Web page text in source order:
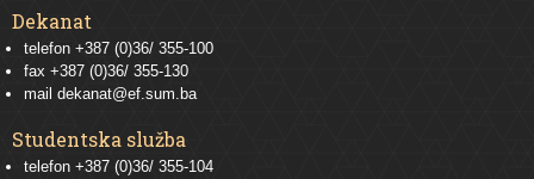
Dekanat
telefon +387 (0)36/ 355-100
fax +387 (0)36/ 355-130
mail dekanat@ef.sum.ba
Studentska služba
telefon +387 (0)36/ 355-104